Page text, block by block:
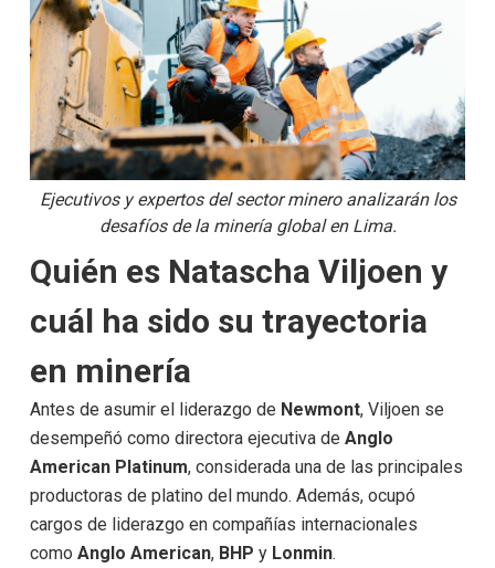
Ejecutivos y expertos del sector minero analizarán los
desafíos de la minería global en Lima.
Quién es Natascha Viljoen y
cuál ha sido su trayectoria
en minería
Antes de asumir el liderazgo de Newmont, Viljoen se
desempeñó como directora ejecutiva deAnglo
American Platinum, considerada una de las principales
productoras de platino del mundo. Además, ocupó
cargos de liderazgo en compañías internacionales
comoAnglo American, BHP y Lonmin.